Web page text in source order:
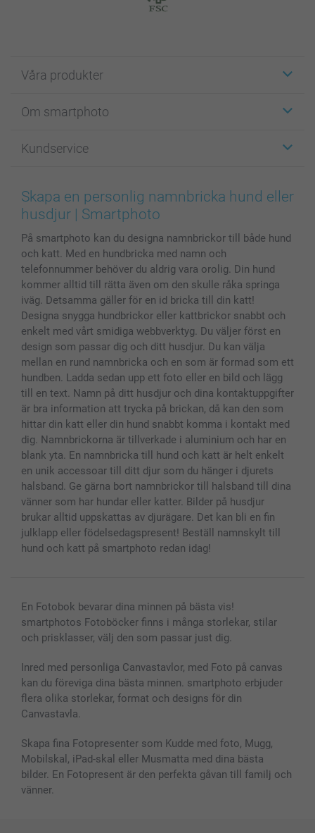
Våra produkter
Fotokort
Fotoböcker
Bilder, Fotoförstoring & Fotohäften
Skal till Mobil & Surfplatta
Fotoalmanackor & Fotoagenda
Fotoramar & Tillbehör
Presentkort
Alla fotoprodukter
Om smartphoto
För affiliates
Cookie Policy
Sitemap
Investor Relations
Kundservice
smartgaranti
smartbonus
Status på beställningar
Skapa en personlig namnbricka hund eller
husdjur | Smartphoto
På smartphoto kan du designa namnbrickor till både hund
och katt. Med en hundbricka med namn och
telefonnummer behöver du aldrig vara orolig. Din hund
kommer alltid till rätta även om den skulle råka springa
iväg. Detsamma gäller för en id bricka till din katt!
Designa snygga hundbrickor eller kattbrickor snabbt och
enkelt med vårt smidiga webbverktyg. Du väljer först en
design som passar dig och ditt husdjur. Du kan välja
mellan en rund namnbricka och en som är formad som ett
hundben. Ladda sedan upp ett foto eller en bild och lägg
till en text. Namn på ditt husdjur och dina kontaktuppgifter
är bra information att trycka på brickan, då kan den som
hittar din katt eller din hund snabbt komma i kontakt med
dig. Namnbrickorna är tillverkade i aluminium och har en
blank yta. En namnbricka till hund och katt är helt enkelt
en unik accessoar till ditt djur som du hänger i djurets
halsband. Ge gärna bort namnbrickor till halsband till dina
vänner som har hundar eller katter. Bilder på husdjur
brukar alltid uppskattas av djurägare. Det kan bli en fin
julklapp eller födelsedagspresent! Beställ namnskylt till
hund och katt på smartphoto redan idag!
En Fotobok bevarar dina minnen på bästa vis!
smartphotos Fotoböcker finns i många storlekar, stilar
och prisklasser, välj den som passar just dig.
Inred med personliga Canvastavlor, med Foto på canvas
kan du föreviga dina bästa minnen. smartphoto erbjuder
flera olika storlekar, format och designs för din
Canvastavla.
Skapa fina Fotopresenter som Kudde med foto, Mugg,
Mobilskal, iPad-skal eller Musmatta med dina bästa
bilder. En Fotopresent är den perfekta gåvan till familj och
vänner.